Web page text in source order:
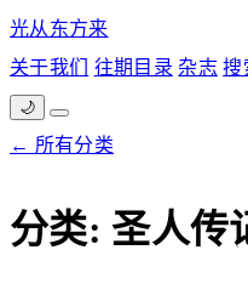
光从东方来
关于我们
往期目录 杂志 搜
🌙
← 所有分类
分类: 圣人传